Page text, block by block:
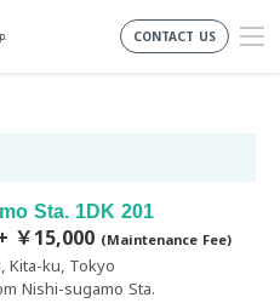
CONTACT US
Sta. 1DK 201
￥15,000 (Maintenance Fee)
Kita-ku, Tokyo
Nishi-sugamo Sta.